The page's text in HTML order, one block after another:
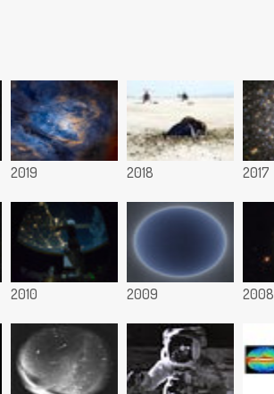
2019 2018 2017
2010 2009 2008